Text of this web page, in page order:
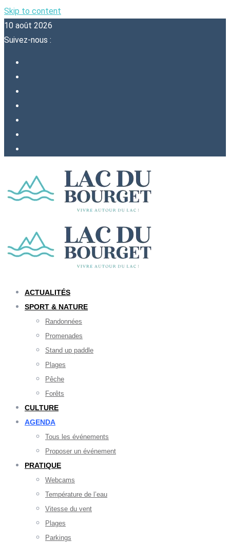
Skip to content
10 août 2026
Suivez-nous :
ACTUALITÉS
SPORT & NATURE
Randonnées
Promenades
Stand up paddle
Plages
Pêche
Forêts
CULTURE
AGENDA
Tous les événements
Proposer un événement
PRATIQUE
Webcams
Température de l’eau
Vitesse du vent
Plages
Parkings